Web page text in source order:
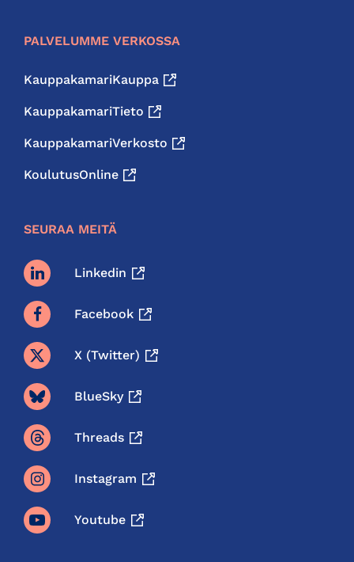
PALVELUMME VERKOSSA
KauppakamariKauppa
KauppakamariTieto
KauppakamariVerkosto
KoulutusOnline
SEURAA MEITÄ
Linkedin
Facebook
X (twitter)
BlueSky
Threads
Instagram
Youtube